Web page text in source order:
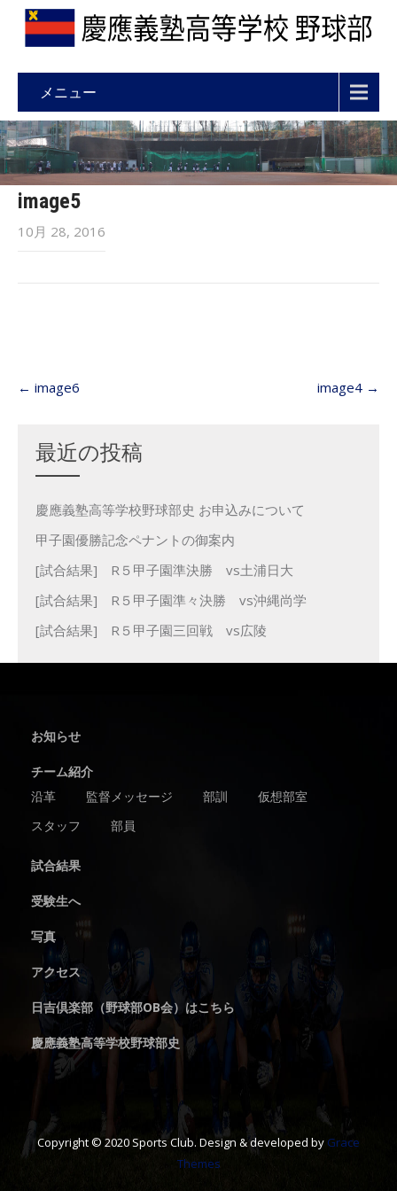
メニュー
image5
10月 28, 2016
navigation
← image6 image4 →
最近の投稿
慶應義塾高等学校野球部史 お申込みについて
甲子園優勝記念ペナントの御案内
[試合結果] R５甲子園準決勝 vs土浦日大
[試合結果] R５甲子園準々決勝 vs沖縄尚学
[試合結果] R５甲子園三回戦 vs広陵
お知らせ
チーム紹介
沿革
監督メッセージ 部訓
仮想部室
スタッフ
部員
試合結果
受験生へ
写真
アクセス
日吉倶楽部（野球部OB会）はこちら
慶應義塾高等学校野球部史
Copyright © 2020 Sports Club. Design & developed by Grace
Themes